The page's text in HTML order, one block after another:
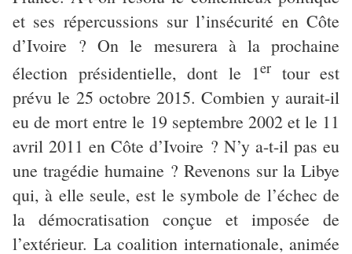
et ses répercussions sur l’insécurité en Côte
d’Ivoire ? On le mesurera à la prochaine
élection présidentielle, dont le 1er tour est
prévu le 25 octobre 2015. Combien y aurait-il
eu de mort entre le 19 septembre 2002 et le 11
avril 2011 en Côte d’Ivoire ? N’y a-t-il pas eu
une tragédie humaine ? Revenons sur la Libye
qui, à elle seule, est le symbole de l’échec de
la démocratisation conçue et imposée de
l’extérieur. La coalition internationale, animée